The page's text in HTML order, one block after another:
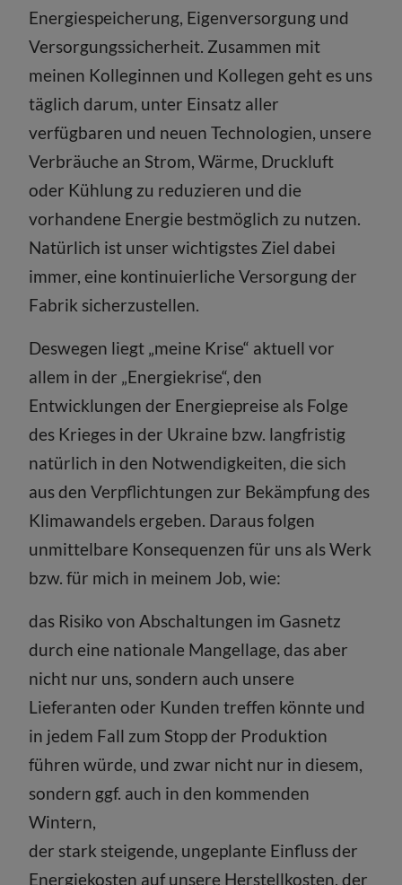
Energiespeicherung, Eigenversorgung und
Versorgungssicherheit. Zusammen mit
meinen Kolleginnen und Kollegen geht es uns
täglich darum, unter Einsatz aller
verfügbaren und neuen Technologien, unsere
Verbräuche an Strom, Wärme, Druckluft
oder Kühlung zu reduzieren und die
vorhandene Energie bestmöglich zu nutzen.
Natürlich ist unser wichtigstes Ziel dabei
immer, eine kontinuierliche Versorgung der
Fabrik sicherzustellen.
Deswegen liegt „meine Krise“ aktuell vor
allem in der „Energiekrise“, den
Entwicklungen der Energiepreise als Folge
des Krieges in der Ukraine bzw. langfristig
natürlich in den Notwendigkeiten, die sich
aus den Verpflichtungen zur Bekämpfung des
Klimawandels ergeben. Daraus folgen
unmittelbare Konsequenzen für uns als Werk
bzw. für mich in meinem Job, wie:
das Risiko von Abschaltungen im Gasnetz
durch eine nationale Mangellage, das aber
nicht nur uns, sondern auch unsere
Lieferanten oder Kunden treffen könnte und
in jedem Fall zum Stopp der Produktion
führen würde, und zwar nicht nur in diesem,
sondern ggf. auch in den kommenden
Wintern,
der stark steigende, ungeplante Einfluss der
Energiekosten auf unsere Herstellkosten, der